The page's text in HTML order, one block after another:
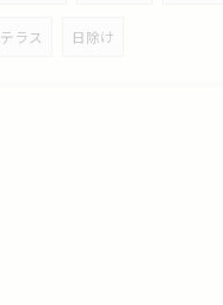
テラス 日除け